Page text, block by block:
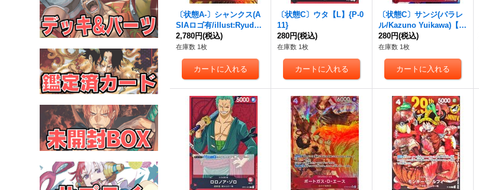
〔状態A-〕シャンクス(A
SIAロゴ有/illust:Ryuda)
【R】{OP12-008}
2,780円(税込)
在庫数 1枚
〔状態C〕ウタ【L】{P-0
11}
280円(税込)
在庫数 1枚
〔状態C〕サンジ(パラレ
ル/Kazuno Yuikawa)【S
R/P】{OP10-005}
280円(税込)
在庫数 1枚